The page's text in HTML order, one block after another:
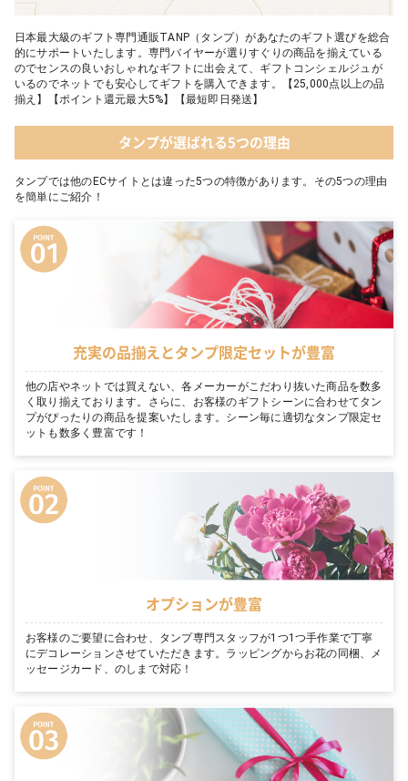
日本最大級のギフト専門通販TANP（タンプ）があなたのギフト選びを総合
的にサポートいたします。専門バイヤーが選りすぐりの商品を揃えている
のでセンスの良いおしゃれなギフトに出会えて、ギフトコンシェルジュが
いるのでネットでも安心してギフトを購入できます。【25,000点以上の品
揃え】【ポイント還元最大5%】【最短即日発送】
タンプが選ばれる5つの理由
タンプでは他のECサイトとは違った5つの特徴があります。その5つの理由
を簡単にご紹介！
充実の品揃えとタンプ限定セットが豊富
他の店やネットでは買えない、各メーカーがこだわり抜いた商品を数多
く取り揃えております。さらに、お客様のギフトシーンに合わせてタン
プがぴったりの商品を提案いたします。シーン毎に適切なタンプ限定セ
ットも数多く豊富です！
オプションが豊富
お客様のご要望に合わせ、タンプ専門スタッフが1つ1つ手作業で丁寧
にデコレーションさせていただきます。ラッピングからお花の同梱、メ
ッセージカード、のしまで対応！